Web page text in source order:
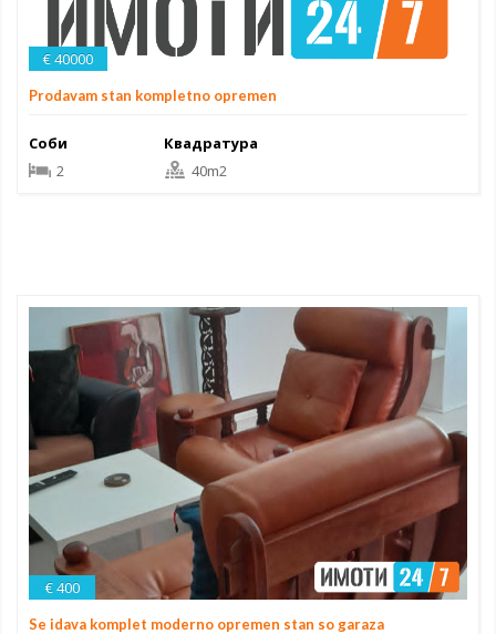
€ 40000
Prodavam stan kompletno opremen
Соби
2
Квадратура
40m2
€ 400
Se idava komplet moderno opremen stan so garaza